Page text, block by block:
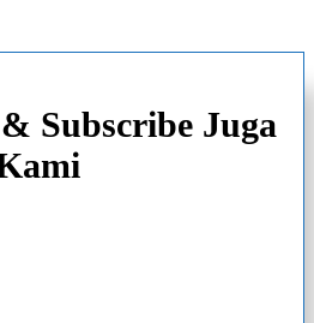
Subscribe Juga